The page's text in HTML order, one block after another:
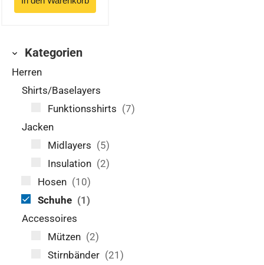
Kategorien
Herren
Shirts/Baselayers
Funktionsshirts (7)
Jacken
Midlayers (5)
Insulation (2)
Hosen (10)
Schuhe (1)
Accessoires
Mützen (2)
Stirnbänder (21)